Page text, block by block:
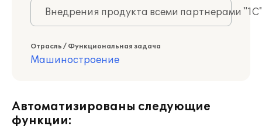
Внедрения продукта всеми партнерами
Отрасль / Функциональная задача
Машиностроение
Автоматизированы следующие
функции: